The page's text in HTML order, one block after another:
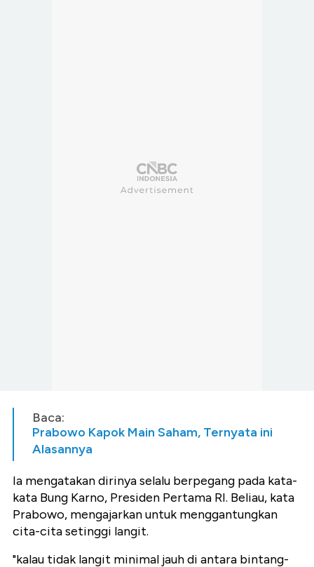
Baca:
Prabowo Kapok Main Saham, Ternyata ini
Alasannya
Ia mengatakan dirinya selalu berpegang pada kata-
kata Bung Karno, Presiden Pertama RI. Beliau, kata
Prabowo, mengajarkan untuk menggantungkan
cita-cita setinggi langit.
"kalau tidak langit minimal jauh di antara bintang-